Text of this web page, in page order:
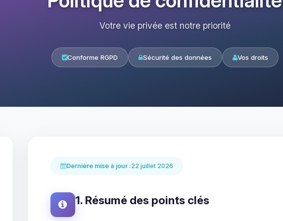
Votre vie privée est notre priorité
Conforme RGPD Sécurité des données Vos droits
Dernière mise à jour :22 juillet 2026
1. Résumé des points clés